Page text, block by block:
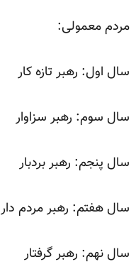
مردم معمولی:
سال اول: رهبر تازه کار
سال سوم: رهبر سزاوار
سال پنجم: رهبر بردبار
سال هفتم: رهبر مردم دار
سال نهم: رهبر گرفتار